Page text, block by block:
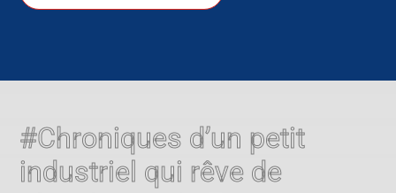
#Chroniques d’un petit
industriel qui rêve de